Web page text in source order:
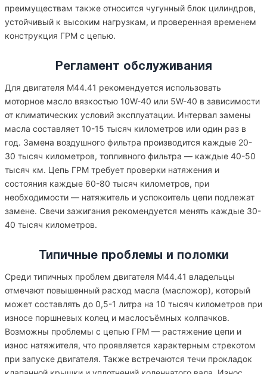
преимуществам также относится чугунный блок цилиндров,
устойчивый к высоким нагрузкам, и проверенная временем
конструкция ГРМ с цепью.
Регламент обслуживания
Для двигателя M44.41 рекомендуется использовать
моторное масло вязкостью 10W-40 или 5W-40 в зависимости
от климатических условий эксплуатации. Интервал замены
масла составляет 10-15 тысяч километров или один раз в
год. Замена воздушного фильтра производится каждые 20-
30 тысяч километров, топливного фильтра — каждые 40-50
тысяч км. Цепь ГРМ требует проверки натяжения и
состояния каждые 60-80 тысяч километров, при
необходимости — натяжитель и успокоитель цепи подлежат
замене. Свечи зажигания рекомендуется менять каждые 30-
40 тысяч километров.
Типичные проблемы и поломки
Среди типичных проблем двигателя M44.41 владельцы
отмечают повышенный расход масла (масложор), который
может составлять до 0,5-1 литра на 10 тысяч километров при
износе поршневых колец и маслосъёмных колпачков.
Возможны проблемы с цепью ГРМ — растяжение цепи и
износ натяжителя, что проявляется характерным стрекотом
при запуске двигателя. Также встречаются течи прокладок